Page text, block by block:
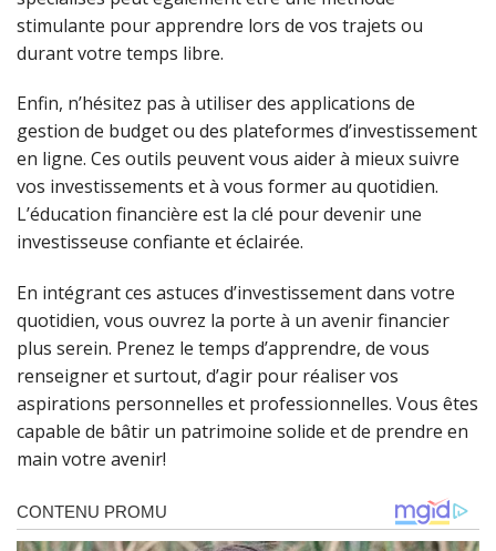
stimulante pour apprendre lors de vos trajets ou
durant votre temps libre.
Enfin, n’hésitez pas à utiliser des applications de
gestion de budget ou des plateformes d’investissement
en ligne. Ces outils peuvent vous aider à mieux suivre
vos investissements et à vous former au quotidien.
L’éducation financière est la clé pour devenir une
investisseuse confiante et éclairée.
En intégrant ces astuces d’investissement dans votre
quotidien, vous ouvrez la porte à un avenir financier
plus serein. Prenez le temps d’apprendre, de vous
renseigner et surtout, d’agir pour réaliser vos
aspirations personnelles et professionnelles. Vous êtes
capable de bâtir un patrimoine solide et de prendre en
main votre avenir!